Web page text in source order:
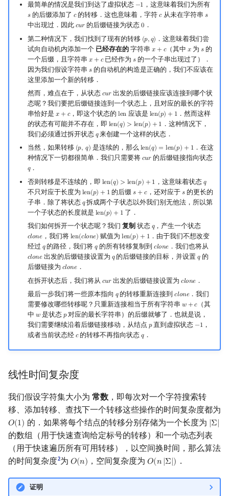
最简单的情况是我们到达了虚拟状态 −1
−1 ，这意味着我们为所有
𝑠
s的后缀添加了 𝑐
c的转移．这也意味着，字符𝑐
c从未在字符串 𝑠
s
中出现过．因此 𝑐𝑢𝑟
cur 的后缀链接为状态0
0 ．
第二种情况下，我们找到了现有的转移 (𝑝,𝑞)
(p, q) ．这意味着我们尝
试向自动机内添加一个 已经存在的字符串 𝑥 + 𝑐
x+c （其中𝑥
x 为𝑠
s 的
一个后缀，且字符串 𝑥 + 𝑐
x+c 已经作为𝑠
s 的一个子串出现过了）．
因为我们假设字符串 𝑠
s的自动机的构造是正确的，我们不应该在
这里添加一个新的转移．
然而，难点在于，从状态 𝑐𝑢𝑟
cur 出发的后缀链接应该连接到哪个状
态呢？我们要把后缀链接连到一个状态上，且对应的最长的字符
串恰好是 𝑥 + 𝑐
x+c ，即这个状态的len
len 应该是 len(𝑝) + 1
len(p) +1
．然而这样
的状态有可能并不存在，即 len(𝑞) > len(𝑝) + 1
len(q) >len(p)+1
．这种情况下，
我们必须通过拆开状态 𝑞
q来创建一个这样的状态．
当然，如果转移 (𝑝, 𝑞)
(p, q) 是连续的，那么 len(𝑞) = len(𝑝) + 1
len(q) =len(p)+1
．在这
种情况下一切都很简单．我们只需要将 𝑐𝑢𝑟
cur 的后缀链接指向状态
𝑞
q．
否则转移是不连续的，即 len(𝑞) > len(𝑝) + 1
len(q) >len(p)+1 ，这意味着状态 𝑞
q
不只对应于长度为 len(𝑝) + 1
len(p) +1 的后缀𝑠 + 𝑐
s +c ，还对应于 𝑠
s的更长的
子串．除了将状态 𝑞
q拆成两个子状态以外我们别无他法，所以第
一个子状态的长度就是 len(𝑝) + 1
len(p) +1
了．
我们如何拆开一个状态呢？我们 复制 状态 𝑞
q，产生一个状态
𝑐𝑙𝑜𝑛𝑒
clone，我们将 len(𝑐𝑙𝑜𝑛𝑒)
len(clone )赋值为len(𝑝) + 1
len(p) +1
．由于我们不想改变
经过 𝑞
q的路径，我们将𝑞
q 的所有转移复制到𝑐𝑙𝑜𝑛𝑒
clone ．我们也将从
𝑐𝑙𝑜𝑛𝑒
clone出发的后缀链接设置为 𝑞
q的后缀链接的目标，并设置𝑞
q 的
后缀链接为 𝑐𝑙𝑜𝑛𝑒
clone．
在拆开状态后，我们将从 𝑐𝑢𝑟
cur 出发的后缀链接设置为𝑐𝑙𝑜𝑛𝑒
clone ．
最后一步我们将一些原本指向 𝑞
q的转移重新连接到𝑐𝑙𝑜𝑛𝑒
clone．我们
需要修改哪些转移呢？只重新连接相当于所有字符串 𝑤 +𝑐
w+c
（其
中 𝑤
w是状态𝑝
p对应的最长字符串）的后缀就够了．也就是说，
我们需要继续沿着后缀链接移动，从结点 𝑝
p直到虚拟状态 −1
−1
，
或者当前状态经 𝑐
c的转移不再指向状态𝑞
q．
线性时间复杂度
我们假设字符集大小为 常数 ，即每次对一个字符搜索转
移、添加转移、查找下一个转移这些操作的时间复杂度都为
𝑂(1)
O(1) 的．如果将每个结点的转移分别存储为一个长度为 |Σ|
|Σ|
的数组（用于快速查询给定标号的转移）和一个动态列表
（用于快速遍历所有可用转移），以空间换时间，那么算法
的时间复杂度2为𝑂(𝑛)
O(n) ，空间复杂度为𝑂(𝑛|Σ|)
O(n| Σ|) ．
证明